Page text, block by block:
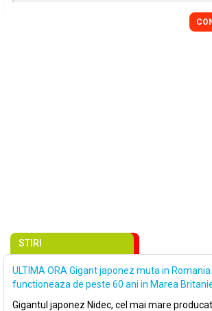
STIRI
ULTIMA ORA Gigant japonez muta in
functioneaza de peste 60 ani in Marea
Gigantul japonez Nidec, cel mai mare